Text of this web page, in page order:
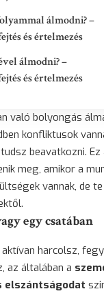
álmodni? –
és értelmezés
álmodni? –
és értelmezés
való bolyongás
konfliktusok
beavatkozni.
meg, amikor a
vannak, de
egy csatában
aktívan harcolsz,
az általában a
elszántságodat